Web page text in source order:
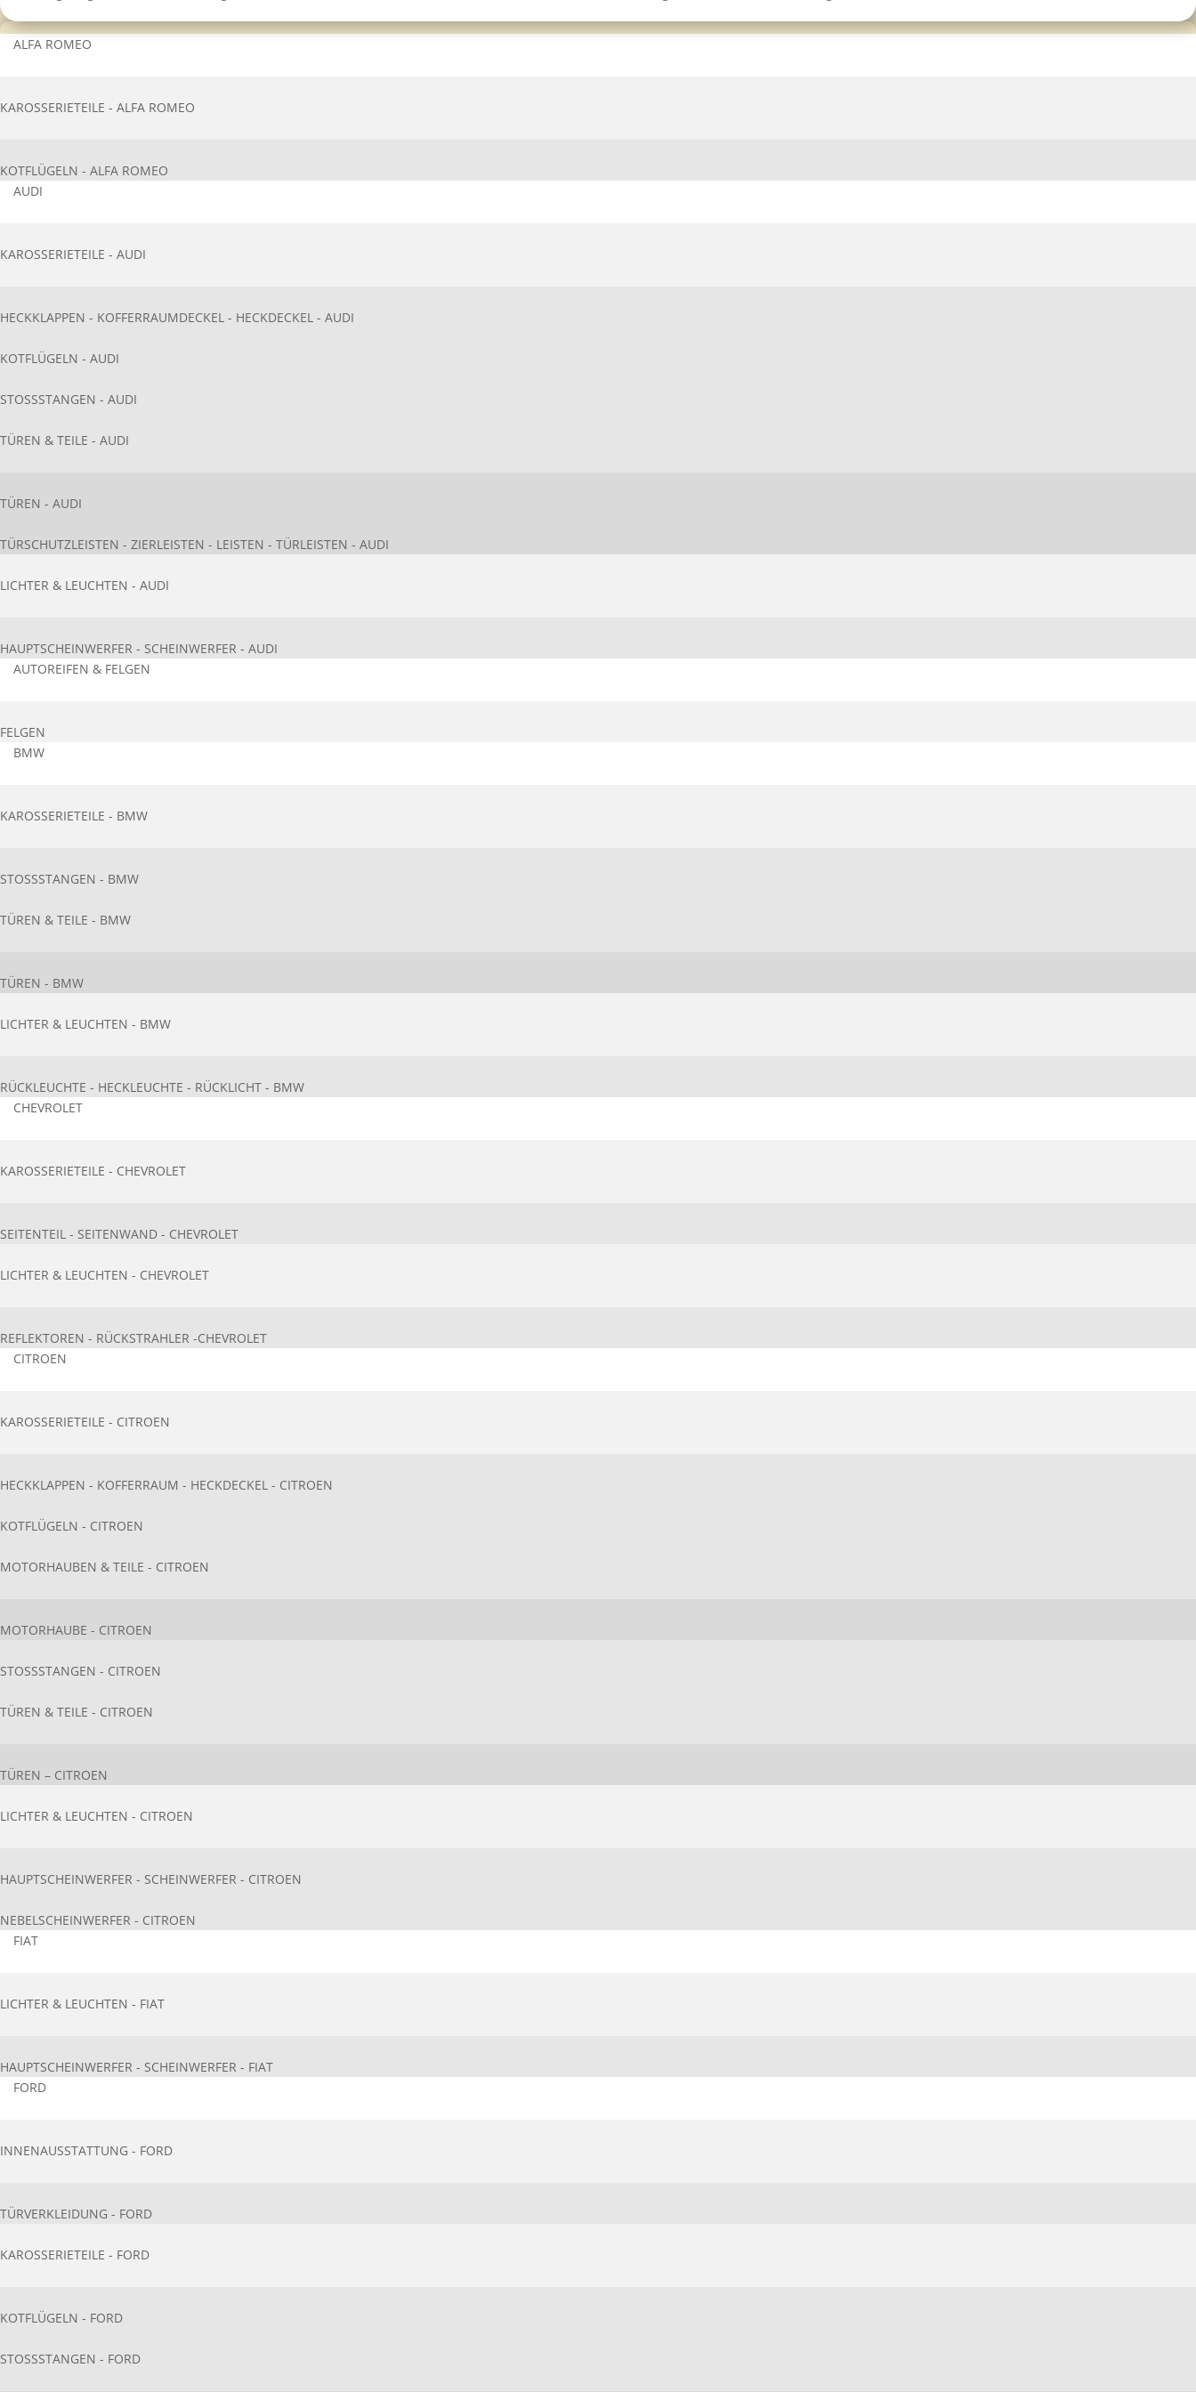
ALFA ROMEO
KAROSSERIETEIL​E - ALFA ROMEO
KOTFLÜGELN - ALFA ROMEO
AUDI
KAROSSERIETEIL​E - AUDI
HECKKLAPPEN - KOFFERRAUMDECKEL - HECKDECKEL - AUDI
KOTFLÜGELN - AUDI
STOSSSTANGEN - AUDI
TÜREN & TEILE - AUDI
TÜREN - AUDI
TÜRSCHUTZLEISTEN - ZIERLEISTEN - LEISTEN - TÜRLEISTEN - AUDI
LICHTER & LEUCHTEN - AUDI
HAUPTSCHEINWERFER - SCHEINWERFER - AUDI
AUTOREIFEN & FELGEN
FELGEN
BMW
KAROSSERIETEIL​E - BMW
STOSSSTANGEN - BMW
TÜREN & TEILE - BMW
TÜREN - BMW
LICHTER & LEUCHTEN - BMW
RÜCKLEUCHTE - HECKLEUCHTE - RÜCKLICHT - BMW
CHEVROLET
KAROSSERIETEIL​E - CHEVROLET
SEITENTEIL - SEITENWAND - CHEVROLET
LICHTER & LEUCHTEN - CHEVROLET
REFLEKTOREN - RÜCKSTRAHLER -CHEVROLET
CITROEN
KAROSSERIETEIL​E - CITROEN
HECKKLAPPEN - KOFFERRAUM - HECKDECKEL - CITROEN
KOTFLÜGELN - CITROEN
MOTORHAUBEN & TEILE - CITROEN
MOTORHAUBE - CITROEN
STOSSSTANGEN - CITROEN
TÜREN & TEILE - CITROEN
TÜREN – CITROEN
LICHTER & LEUCHTEN - CITROEN
HAUPTSCHEINWERFER - SCHEINWERFER - CITROEN
NEBELSCHEINWERFER - CITROEN
FIAT
LICHTER & LEUCHTEN - FIAT
HAUPTSCHEINWERFER - SCHEINWERFER - FIAT
FORD
INNENAUSSTATTU​NG - FORD
TÜRVERKLEIDUNG - FORD
KAROSSERIETEIL​E - FORD
KOTFLÜGELN - FORD
STOSSSTANGEN - FORD